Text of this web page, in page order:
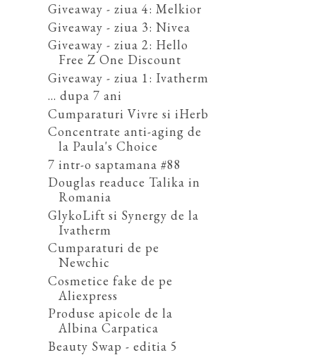
Giveaway - ziua 4: Melkior
Giveaway - ziua 3: Nivea
Giveaway - ziua 2: Hello
Free Z One Discount
Giveaway - ziua 1: Ivatherm
... dupa 7 ani
Cumparaturi Vivre si iHerb
Concentrate anti-aging de
la Paula's Choice
7 intr-o saptamana #88
Douglas readuce Talika in
Romania
GlykoLift si Synergy de la
Ivatherm
Cumparaturi de pe
Newchic
Cosmetice fake de pe
Aliexpress
Produse apicole de la
Albina Carpatica
Beauty Swap - editia 5